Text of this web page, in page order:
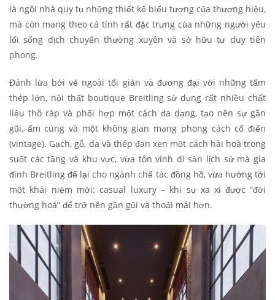
là ngôi nhà quy tụ những thiết kế biểu tượng của thương hiệu,
mà còn mang theo cá tính rất đặc trưng của những người yêu
lối sống dịch chuyển thường xuyên và sở hữu tư duy tiên
phong.
Đánh lừa bởi vẻ ngoài tối giản và đương đại với những tấm
thép lớn, nội thất boutique Breitling sử dụng rất nhiều chất
liệu thô ráp và phối hợp một cách đa dạng, tạo nên sự gần
gũi, ấm cúng và một không gian mang phong cách cổ điển
(vintage). Gạch, gỗ, da và thép đan xen một cách hài hoà trong
suốt các tầng và khu vực, vừa tôn vinh di sản lịch sử mà gia
đình Breitling để lại cho ngành chế tác đồng hồ, vừa hướng tới
một khái niệm mới: casual luxury – khi sự xa xỉ được “đời
thường hoá” để trở nên gần gũi và thoải mái hơn.